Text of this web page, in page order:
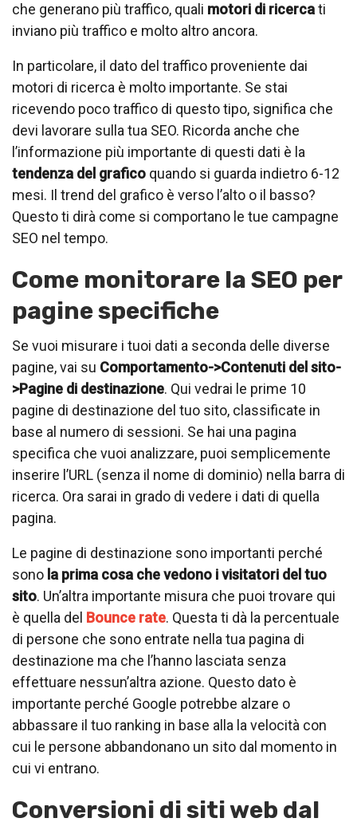
che generano più traffico, quali motori di ricercati
inviano più traffico e molto altro ancora.
In particolare, il dato del traffico proveniente dai
motori di ricerca è molto importante. Se stai
ricevendo poco traffico di questo tipo, significa che
devi lavorare sulla tua SEO. Ricorda anche che
l’informazione più importante di questi dati è la
tendenza del grafico quando si guarda indietro 6-12
mesi. Il trend del grafico è verso l’alto o il basso?
Questo ti dirà come si comportano le tue campagne
SEO nel tempo.
Come monitorare la SEO per
pagine specifiche
Se vuoi misurare i tuoi dati a seconda delle diverse
pagine, vai su Comportamento->Contenuti del sito-
>Pagine di destinazione. Qui vedrai le prime 10
pagine di destinazione del tuo sito, classificate in
base al numero di sessioni. Se hai una pagina
specifica che vuoi analizzare, puoi semplicemente
inserire l’URL (senza il nome di dominio) nella barra di
ricerca. Ora sarai in grado di vedere i dati di quella
pagina.
Le pagine di destinazione sono importanti perché
sono la prima cosa che vedono i visitatori del tuo
sito. Un’altra importante misura che puoi trovare qui
è quella del Bounce rate. Questa ti dà la percentuale
di persone che sono entrate nella tua pagina di
destinazione ma che l’hanno lasciata senza
effettuare nessun’altra azione. Questo dato è
importante perché Google potrebbe alzare o
abbassare il tuo ranking in base alla la velocità con
cui le persone abbandonano un sito dal momento in
cui vi entrano.
Conversioni di siti web dal